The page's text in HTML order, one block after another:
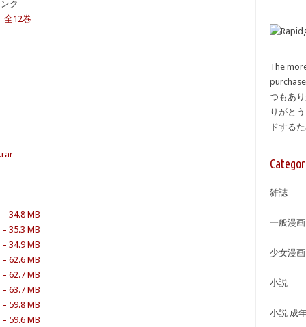
ク
全12巻
34.8 MB
35.3 MB
34.9 MB
62.6 MB
62.7 MB
63.7 MB
59.8 MB
59.6 MB
The
つもあ
りがと
ドする
雑誌
一般漫画
少女漫画
小説
小説 成